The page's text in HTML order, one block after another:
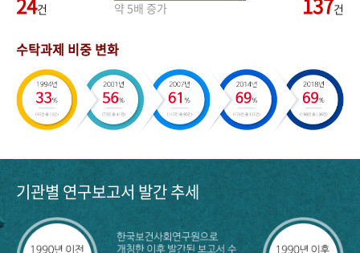
건 약 5배 증가 건
수탁과제 비중 변화
기관별 연구보고서 발간 추세